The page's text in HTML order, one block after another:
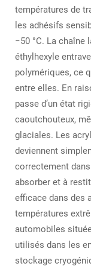
températures de
les adhésifs
−50 °C. La chaîne
éthylhexyle
polymériques, ce
entre elles. En
passe d’un état
caoutchouteux,
glaciales. Les
deviennent
correctement
absorber et à
efficace dans des
températures
automobiles
utilisés dans les
stockage